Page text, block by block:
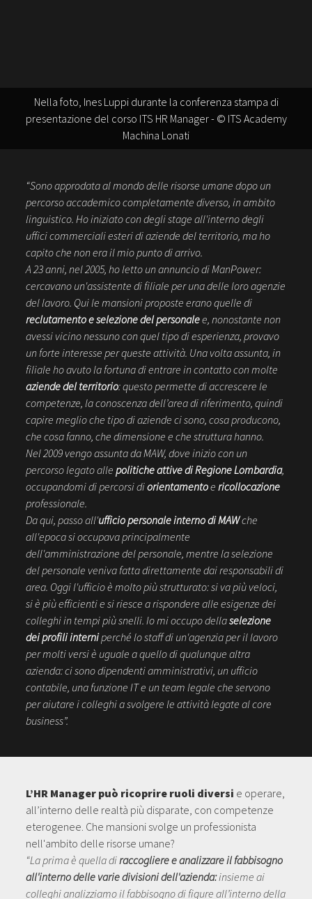
Nella foto, Ines Luppi durante la conferenza stampa di
presentazione del corso ITS HR Manager - © ITS Academy
Machina Lonati
“Sono approdata al mondo delle risorse umane dopo un
percorso accademico completamente diverso, in ambito
linguistico. Ho iniziato con degli stage all'interno degli
uffici commerciali esteri di aziende del territorio, ma ho
capito che non era il mio punto di arrivo.
A 23 anni, nel 2005, ho letto un annuncio di ManPower:
cercavano un'assistente di filiale per una delle loro agenzie
del lavoro. Qui le mansioni proposte erano quelle di
reclutamento e selezione del personalee, nonostante non
avessi vicino nessuno con quel tipo di esperienza, provavo
un forte interesse per queste attività. Una volta assunta, in
filiale ho avuto la fortuna di entrare in contatto con molte
aziende del territorio: questo permette di accrescere le
competenze, la conoscenza dell’area di riferimento, quindi
capire meglio che tipo di aziende ci sono, cosa producono,
che cosa fanno, che dimensione e che struttura hanno.
Nel 2009 vengo assunta da MAW, dove inizio con un
percorso legato allepolitiche attive di Regione Lombardia,
occupandomi di percorsi diorientamentoericollocazione
professionale.
Da qui, passo all'ufficio personale interno di MAWche
all'epoca si occupava principalmente
dell'amministrazione del personale, mentre la selezione
del personale veniva fatta direttamente dai responsabili di
area. Oggi l'ufficio è molto più strutturato: si va più veloci,
si è più efficienti e si riesce a rispondere alle esigenze dei
colleghi in tempi più snelli. Io mi occupo dellaselezione
dei profili interniperché lo staff di un'agenzia per il lavoro
per molti versi è uguale a quello di qualunque altra
azienda: ci sono dipendenti amministrativi, un ufficio
contabile, una funzione IT e un team legale che servono
per aiutare i colleghi a svolgere le attività legate al core
business”.
L’HR Manager può ricoprire ruoli diversi e operare,
all’interno delle realtà più disparate, con competenze
eterogenee. Che mansioni svolge un professionista
nell'ambito delle risorse umane?
“La prima è quella diraccogliere e analizzare il fabbisogno
all'interno delle varie divisioni dell'azienda:insieme ai
colleghi analizziamo il fabbisogno di figure all’interno della